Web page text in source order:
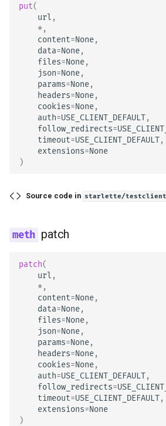
put(
url ,
*,
content=None,
data=None,
files=None,
json=None,
params=None,
headers=None,
cookies=None,
auth=USE_CLIENT_DEFAULT,
follow_redirects=
timeout=USE_CLIENT_DEFAULT,
extensions=None
)
Source code in starlette/
patch
patch(
url ,
*,
content=None,
data=None,
files=None,
json=None,
params=None,
headers=None,
cookies=None,
auth=USE_CLIENT_DEFAULT,
follow_redirects=
timeout=USE_CLIENT_DEFAULT,
extensions=None
)